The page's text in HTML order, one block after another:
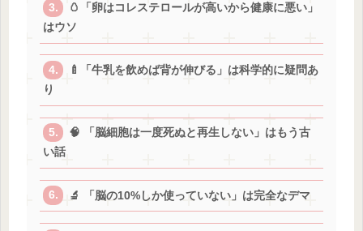
🥚「卵はコレステロールが高いから健康に悪い」
はウソ
🍼「牛乳を飲めば背が伸びる」は科学的に疑問あ
り
🧠 「脳細胞は一度死ぬと再生しない」はもう古
い話
🔬 「脳の10%しか使っていない」は完全なデマ